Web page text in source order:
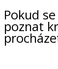
Pokud
poznat